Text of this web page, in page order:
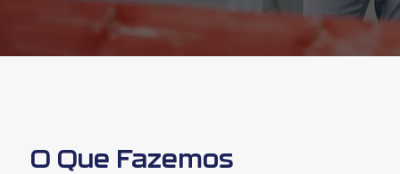
O Que Fazemos